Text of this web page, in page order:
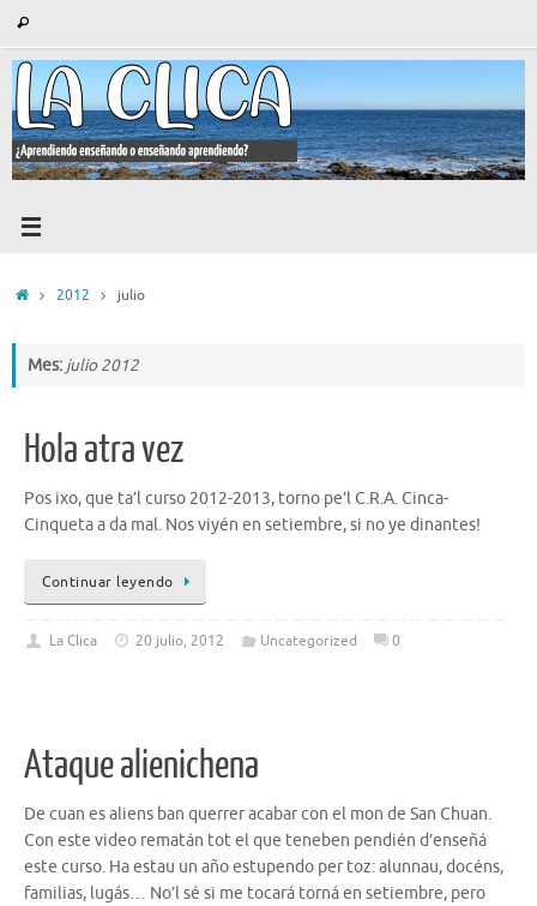
contenido
Buscar
Inicio2012 julio
Mes: julio 2012
Hola atra vez
Pos ixo, que ta’l curso 2012-2013, torno pe’l C.R.A. Cinca-
Cinqueta a da mal. Nos viyén en setiembre, si no ye dinantes!
Continuar leyendo
La Clica 20 julio, 2012 Uncategorized 0
Ataque alienichena
De cuan es aliens ban querrer acabar con el mon de San Chuan.
Con este video rematán tot el que teneben pendién d’enseñá
este curso. Ha estau un año estupendo per toz: alunnau, docéns,
familias, lugás… No’l sé si me tocará torná en setiembre, pero